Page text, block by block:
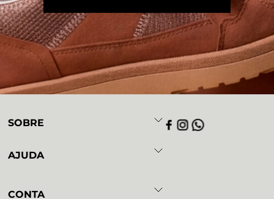
SOBRE
AJUDA
CONTA